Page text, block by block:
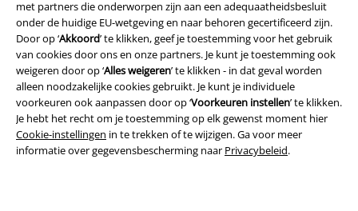
met partners die onderworpen zijn aan een adequaatheidsbesluit
onder de huidige EU-wetgeving en naar behoren gecertificeerd zijn.
Door op ‘Akkoord’ te klikken, geef je toestemming voor het gebruik
van cookies door ons en onze partners. Je kunt je toestemming ook
weigeren door op ‘Alles weigeren’ te klikken - in dat geval worden
alleen noodzakelijke cookies gebruikt. Je kunt je individuele
voorkeuren ook aanpassen door op ‘Voorkeuren instellen’ te klikken.
Je hebt het recht om je toestemming op elk gewenst moment hier
Cookie-instellingen in te trekken of te wijzigen. Ga voor meer
informatie over gegevensbescherming naar Privacybeleid.
Legal
Algemene Voorwaarden
Bedrijfsgegevens